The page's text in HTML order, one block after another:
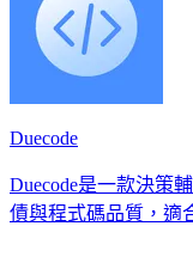
Duecode
Duecode是一款決策
債與程式碼品質，適